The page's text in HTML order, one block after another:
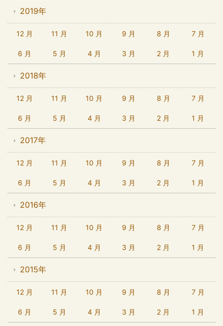
2019年
12 月 11 月 10 月 9 月 8 月 7 月
6 月 5 月 4 月 3 月 2 月 1 月
2018年
12 月 11 月 10 月 9 月 8 月 7 月
6 月 5 月 4 月 3 月 2 月 1 月
2017年
12 月 11 月 10 月 9 月 8 月 7 月
6 月 5 月 4 月 3 月 2 月 1 月
2016年
12 月 11 月 10 月 9 月 8 月 7 月
6 月 5 月 4 月 3 月 2 月 1 月
2015年
12 月 11 月 10 月 9 月 8 月 7 月
6 月 5 月 4 月 3 月 2 月 1 月